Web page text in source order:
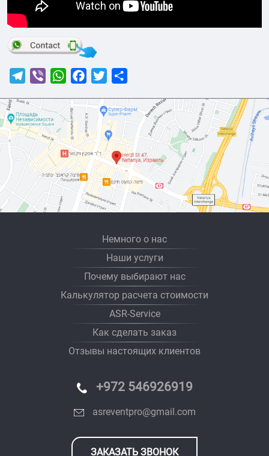
Telegram
Viber WhatsAppFacebook
Twitter
Немного о нас
Наши услуги
Почему выбирают нас
Калькулятор расчета стоимости
ASR-Service
Как сделать заказ
Отзывы настоящих клиентов
+972 546926919
asreventpro@gmail.com
ЗАКАЗАТЬ ЗВОНОК